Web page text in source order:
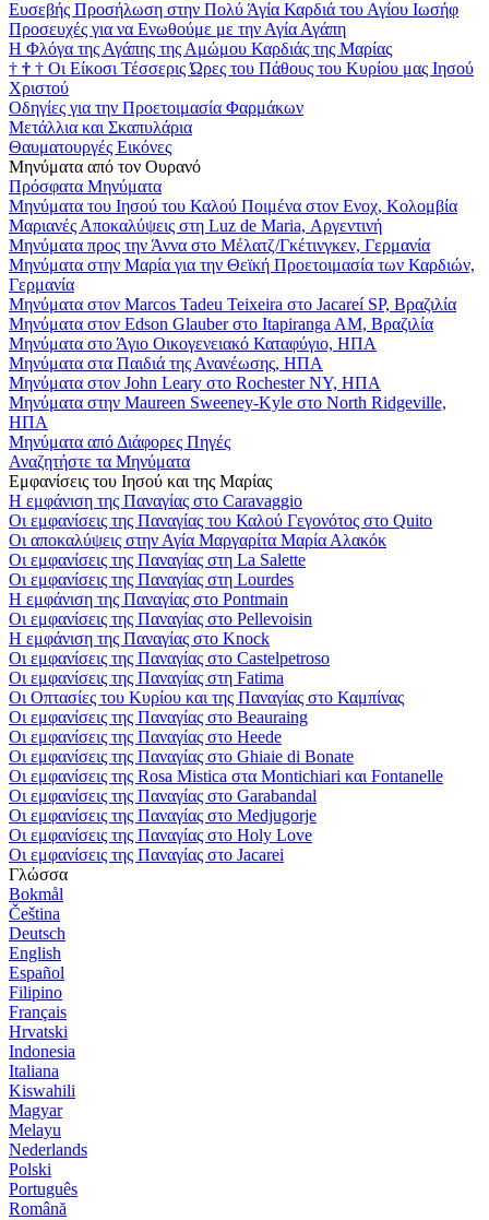
Ευσεβής Προσήλωση στην Πολύ Άγία Καρδιά του Αγίου Ιωσήφ
Προσευχές για να Ενωθούμε με την Αγία Αγάπη
Η Φλόγα της Αγάπης της Αμώμου Καρδιάς της Μαρίας
† † † Οι Είκοσι Τέσσερις Ώρες του Πάθους του Κυρίου μας Ιησού
Χριστού
Οδηγίες για την Προετοιμασία Φαρμάκων
Μετάλλια και Σκαπυλάρια
Θαυματουργές Εικόνες
Μηνύματα από τον Ουρανό
Πρόσφατα Μηνύματα
Μηνύματα του Ιησού του Καλού Ποιμένα στον Ενοχ, Κολομβία
Μαριανές Αποκαλύψεις στη Luz de Maria, Αργεντινή
Μηνύματα προς την Άννα στο Μέλατζ/Γκέτινγκεν, Γερμανία
Μηνύματα στην Μαρία για την Θεϊκή Προετοιμασία των Καρδιών,
Γερμανία
Μηνύματα στον Marcos Tadeu Teixeira στο Jacareí SP, Βραζιλία
Μηνύματα στον Edson Glauber στο Itapiranga AM, Βραζιλία
Μηνύματα στο Άγιο Οικογενειακό Καταφύγιο, ΗΠΑ
Μηνύματα στα Παιδιά της Ανανέωσης, ΗΠΑ
Μηνύματα στον John Leary στο Rochester NY, ΗΠΑ
Μηνύματα στην Maureen Sweeney-Kyle στο North Ridgeville,
ΗΠΑ
Μηνύματα από Διάφορες Πηγές
Αναζητήστε τα Μηνύματα
Εμφανίσεις του Ιησού και της Μαρίας
Η εμφάνιση της Παναγίας στο Caravaggio
Οι εμφανίσεις της Παναγίας του Καλού Γεγονότος στο Quito
Οι αποκαλύψεις στην Αγία Μαργαρίτα Μαρία Αλακόκ
Οι εμφανίσεις της Παναγίας στη La Salette
Οι εμφανίσεις της Παναγίας στη Lourdes
Η εμφάνιση της Παναγίας στο Pontmain
Οι εμφανίσεις της Παναγίας στο Pellevoisin
Η εμφάνιση της Παναγίας στο Knock
Οι εμφανίσεις της Παναγίας στο Castelpetroso
Οι εμφανίσεις της Παναγίας στη Fatima
Οι Οπτασίες του Κυρίου και της Παναγίας στο Καμπίνας
Οι εμφανίσεις της Παναγίας στο Beauraing
Οι εμφανίσεις της Παναγίας στο Heede
Οι εμφανίσεις της Παναγίας στο Ghiaie di Bonate
Οι εμφανίσεις της Rosa Mistica στα Montichiari και Fontanelle
Οι εμφανίσεις της Παναγίας στο Garabandal
Οι εμφανίσεις της Παναγίας στο Medjugorje
Οι εμφανίσεις της Παναγίας στο Holy Love
Οι εμφανίσεις της Παναγίας στο Jacarei
Γλώσσα
Bokmål
Čeština
Deutsch
English
Español
Filipino
Français
Hrvatski
Indonesia
Italiana
Kiswahili
Magyar
Melayu
Nederlands
Polski
Português
Română